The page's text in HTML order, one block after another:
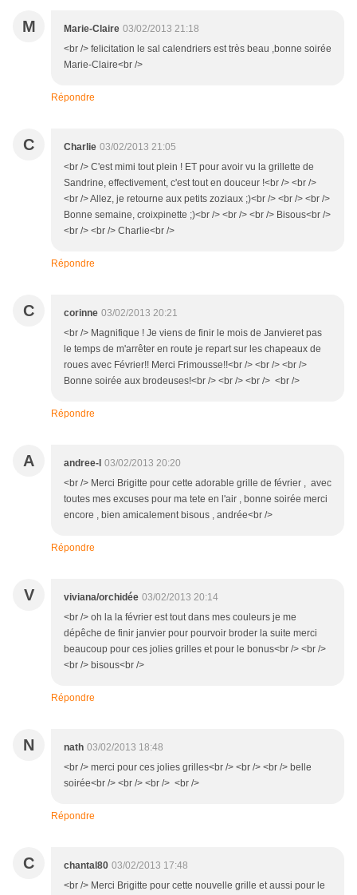
M Marie-Claire 03/02/2013 21:18
<br /> felicitation le sal calendriers est très beau ,bonne soirée
Marie-Claire<br />
Répondre
C Charlie 03/02/2013 21:05
<br /> C'est mimi tout plein ! ET pour avoir vu la grillette de
Sandrine, effectivement, c'est tout en douceur !<br /> <br />
<br /> Allez, je retourne aux petits zoziaux ;)<br /> <br /> <br />
Bonne semaine, croixpinette ;)<br /> <br /> <br /> Bisous<br />
<br /> <br /> Charlie<br />
Répondre
C corinne 03/02/2013 20:21
<br /> Magnifique ! Je viens de finir le mois de Janvieret pas
le temps de m'arrêter en route je repart sur les chapeaux de
roues avec Février!! Merci Frimousse!!<br /> <br /> <br />
Bonne soirée aux brodeuses!<br /> <br /> <br /> <br />
Répondre
A andree-l 03/02/2013 20:20
<br /> Merci Brigitte pour cette adorable grille de février , avec
toutes mes excuses pour ma tete en l'air , bonne soirée merci
encore , bien amicalement bisous , andrée<br />
Répondre
V viviana/orchidée 03/02/2013 20:14
<br /> oh la la février est tout dans mes couleurs je me
dépêche de finir janvier pour pourvoir broder la suite merci
beaucoup pour ces jolies grilles et pour le bonus<br /> <br />
<br /> bisous<br />
Répondre
N nath 03/02/2013 18:48
<br /> merci pour ces jolies grilles<br /> <br /> <br /> belle
soirée<br /> <br /> <br /> <br />
Répondre
C chantal80 03/02/2013 17:48
<br /> Merci Brigitte pour cette nouvelle grille et aussi pour le